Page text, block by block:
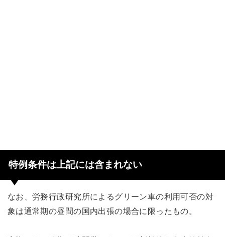
特例条件は上記には含まれない
なお、労務行政研究所によるグリーン車の利用可否の対
象は通常期の昼間の国内出張の場合に限ったもの。